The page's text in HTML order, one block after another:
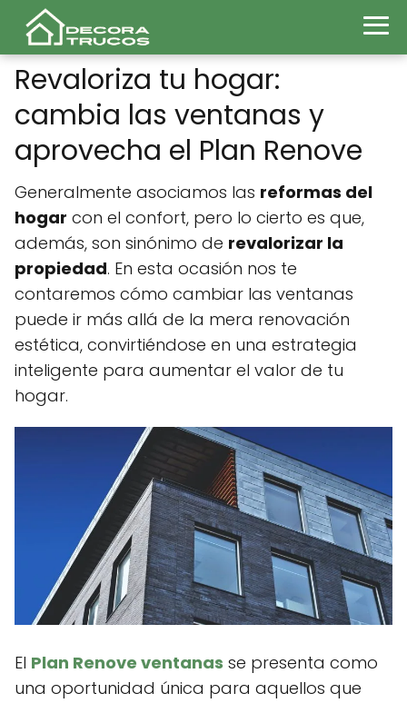
Revaloriza tu hogar:
cambia las ventanas y
aprovecha el Plan Renove
Generalmente asociamos las reformas del
hogar con el confort, pero lo cierto es que,
además, son sinónimo de revalorizar la
propiedad. En esta ocasión nos te
contaremos cómo cambiar las ventanas
puede ir más allá de la mera renovación
estética, convirtiéndose en una estrategia
inteligente para aumentar el valor de tu
hogar.
El Plan Renove ventanas se presenta como
una oportunidad única para aquellos que